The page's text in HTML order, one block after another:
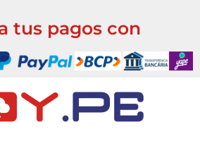
tus pagos con